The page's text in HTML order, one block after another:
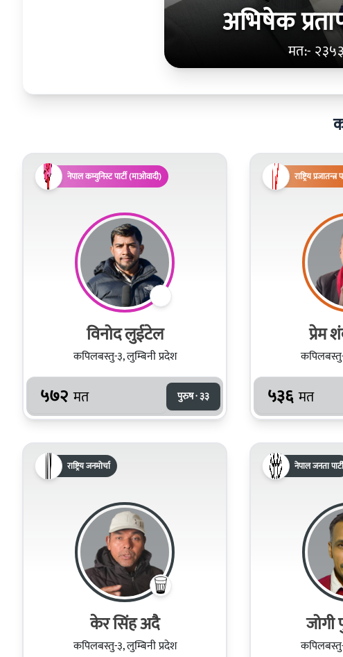
अभिषेक
मत:-
नेपाल कम्युनिस्ट पार्टी (माओवादी)
विनोद लुईटेल
कपिलबस्तु-३, लुम्बिनी प्रदेश
५७२ मत पुरुष · ३३
राष्ट्रिय प्रजातन्त्र
प्रेम
५३६ मत
राष्ट्रिय जनमोर्चा
केर सिंह अदै
कपिलबस्तु-३, लुम्बिनी प्रदेश
नेपाल जनता पार्टी
जोगी